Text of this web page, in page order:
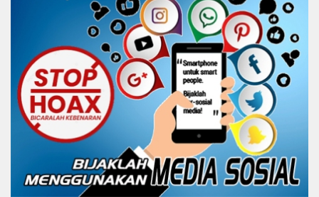
TENTANG KAMI REDAKSI
DISCLAIMER
PEDOMAN MEDIA SIBER
KODE ETIK
Copyright @ 2021 BERITA SULUT #BeritaTanpaBatas